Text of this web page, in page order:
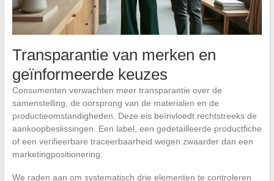
Transparantie van merken en
geïnformeerde keuzes
Consumenten verwachten meer transparantie over de
samenstelling, de oorsprong van de materialen en de
productieomstandigheden. Deze eis beïnvloedt rechtstreeks de
aankoopbeslissingen. Een label, een gedetailleerde productfiche
of een verifieerbare traceerbaarheid wegen zwaarder dan een
marketingpositionering.
We raden aan om systematisch drie elementen te controleren